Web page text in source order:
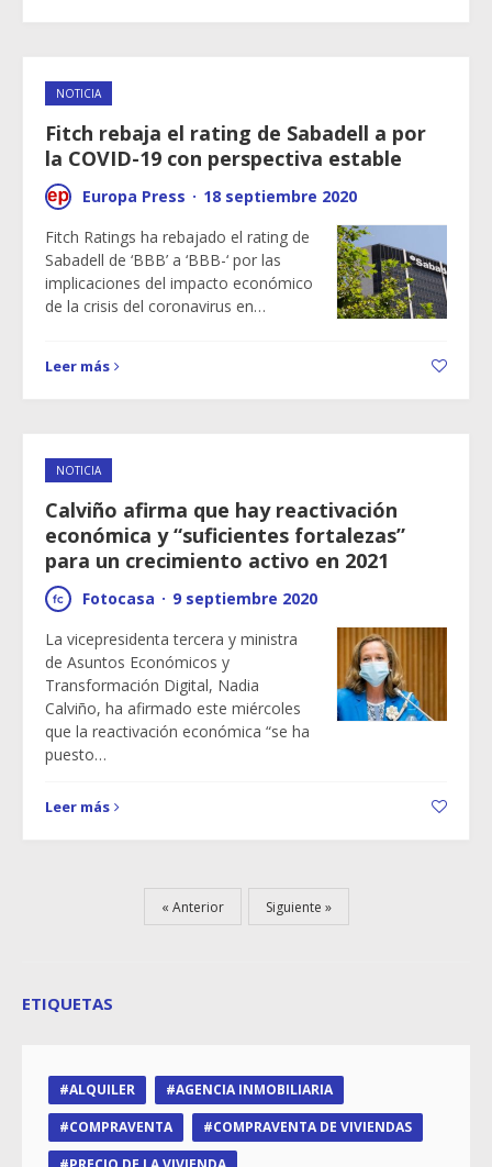
NOTICIA
Fitch rebaja el rating de Sabadell a por
la COVID-19 con perspectiva estable
Europa Press · 18 septiembre 2020
Fitch Ratings ha rebajado el rating de
Sabadell de ‘BBB’ a ‘BBB-‘ por las
implicaciones del impacto económico
de la crisis del coronavirus en…
Leer más
NOTICIA
Calviño afirma que hay reactivación
económica y “suficientes fortalezas”
para un crecimiento activo en 2021
Fotocasa · 9 septiembre 2020
La vicepresidenta tercera y ministra
de Asuntos Económicos y
Transformación Digital, Nadia
Calviño, ha afirmado este miércoles
que la reactivación económica “se ha
puesto…
Leer más
Anterior Siguiente
ETIQUETAS
ALQUILER
AGENCIA INMOBILIARIA
COMPRAVENTA
COMPRAVENTA DE VIVIENDAS